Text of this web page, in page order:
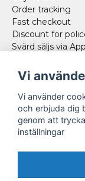
Order tracking
Fast checkout
Discount for
Svärd säljs via
Norweigan
Cookies
FOLLOW US
Facebook
Instagram
Youtube
Vi
Vi använder
och erbjuda dig
genom att
inställningar